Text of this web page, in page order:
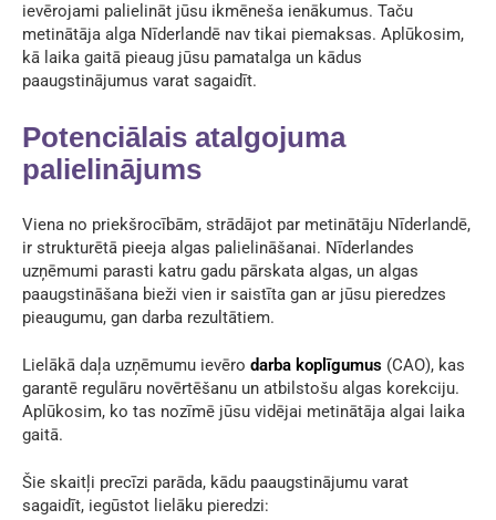
ievērojami palielināt jūsu ikmēneša ienākumus. Taču
metinātāja alga Nīderlandē nav tikai piemaksas. Aplūkosim,
kā laika gaitā pieaug jūsu pamatalga un kādus
paaugstinājumus varat sagaidīt.
Potenciālais atalgojuma
palielinājums
Viena no priekšrocībām, strādājot par metinātāju Nīderlandē,
ir strukturētā pieeja algas palielināšanai. Nīderlandes
uzņēmumi parasti katru gadu pārskata algas, un algas
paaugstināšana bieži vien ir saistīta gan ar jūsu pieredzes
pieaugumu, gan darba rezultātiem.
Lielākā daļa uzņēmumu ievēro darba koplīgumus (CAO), kas
garantē regulāru novērtēšanu un atbilstošu algas korekciju.
Aplūkosim, ko tas nozīmē jūsu vidējai metinātāja algai laika
gaitā.
Šie skaitļi precīzi parāda, kādu paaugstinājumu varat
sagaidīt, iegūstot lielāku pieredzi: